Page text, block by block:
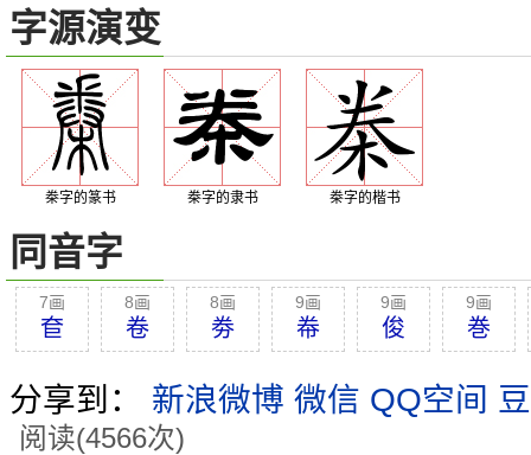
字源演变
桊字的篆书 桊字的隶书 桊字的楷书
同音字
7画
奆
8画
卷
8画
劵
9画
帣
9画
俊
9画
巻
分享到： 新浪微博 微信 QQ空间
阅读(4566次)